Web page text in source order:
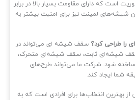
دارای مقاومت بسیار بالا در برابر
لمینت نیز برای امنیت بیشتر به
کرد؟سقف شیشه‌ ای می‌تواند در
ثابت، سقف شیشه‌ای متحرک،
شرکت ما می‌تواند طرح‌های
ایجاد کند.
انتخاب‌ها برای افرادی است که به